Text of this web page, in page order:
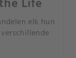
Life
elk hun